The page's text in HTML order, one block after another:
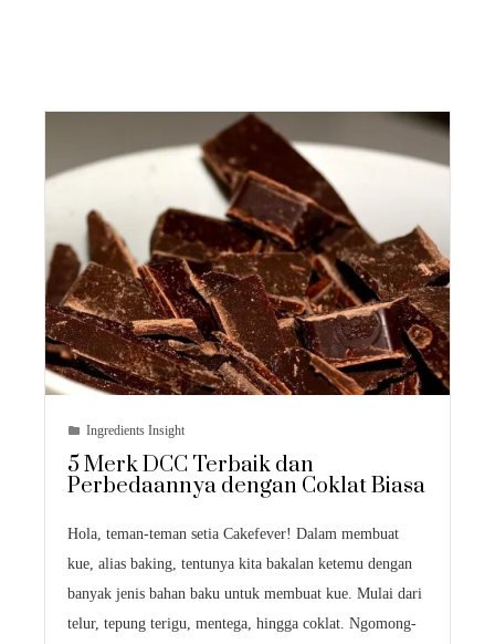
Ingredients Insight
5 Merk DCC Terbaik dan
Perbedaannya dengan Coklat Biasa
Hola, teman-teman setia Cakefever! Dalam membuat
kue, alias baking, tentunya kita bakalan ketemu dengan
banyak jenis bahan baku untuk membuat kue. Mulai dari
telur, tepung terigu, mentega, hingga coklat. Ngomong-